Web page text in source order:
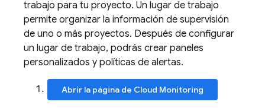
trabajo para tu proyecto. Un lugar de trabajo
permite organizar la información de supervisión
de uno o más proyectos. Después de configurar
un lugar de trabajo, podrás crear paneles
personalizados y políticas de alertas.
Abrir la página de Cloud Monitoring